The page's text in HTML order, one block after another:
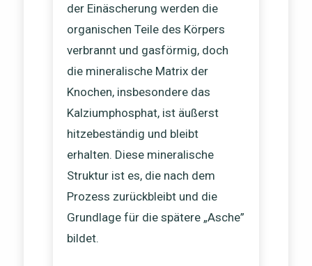
der Einäscherung werden die
organischen Teile des Körpers
verbrannt und gasförmig, doch
die mineralische Matrix der
Knochen, insbesondere das
Kalziumphosphat, ist äußerst
hitzebeständig und bleibt
erhalten. Diese mineralische
Struktur ist es, die nach dem
Prozess zurückbleibt und die
Grundlage für die spätere „Asche”
bildet.